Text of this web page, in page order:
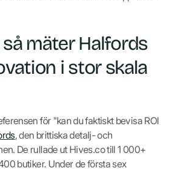
mäter Halfords
i stor skala
för "kan du faktiskt bevisa ROI
, den brittiska detalj- och
De rullade ut Hives.co till 1 000+
butiker. Under de första sex